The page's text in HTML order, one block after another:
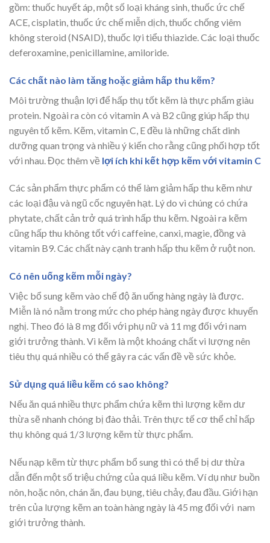
gồm: thuốc huyết áp, một số loại kháng sinh, thuốc ức chế
ACE, cisplatin, thuốc ức chế miễn dịch, thuốc chống viêm
không steroid (NSAID), thuốc lợi tiểu thiazide. Các loại thuốc
deferoxamine, penicillamine, amiloride.
Các chất nào làm tăng hoặc giảm hấp thu kẽm?
Môi trường thuận lợi để hấp thụ tốt kẽm là thực phẩm giàu
protein. Ngoài ra còn có vitamin A và B2 cũng giúp hấp thụ
nguyên tố kẽm. Kẽm, vitamin C, E đều là những chất dinh
dưỡng quan trọng và nhiều ý kiến cho rằng cũng phối hợp tốt
với nhau. Đọc thêm về lợi ích khi kết hợp kẽm với vitamin C
Các sản phẩm thực phẩm có thể làm giảm hấp thu kẽm như
các loại đậu và ngũ cốc nguyên hạt. Lý do vì chúng có chứa
phytate, chất cản trở quá trình hấp thu kẽm. Ngoài ra kẽm
cũng hấp thu không tốt với caffeine, canxi, magie, đồng và
vitamin B9. Các chất này cạnh tranh hấp thu kẽm ở ruột non.
Có nên uống kẽm mỗi ngày?
Việc bổ sung kẽm vào chế độ ăn uống hàng ngày là được.
Miễn là nó nằm trong mức cho phép hàng ngày được khuyến
nghị. Theo đó là 8 mg đối với phụ nữ và 11 mg đối với nam
giới trưởng thành. Vì kẽm là một khoáng chất vi lượng nên
tiêu thụ quá nhiều có thể gây ra các vấn đề về sức khỏe.
Sử dụng quá liều kẽm có sao không?
Nếu ăn quá nhiều thực phẩm chứa kẽm thì lượng kẽm dư
thừa sẽ nhanh chóng bị đào thải. Trên thực tế cơ thể chỉ hấp
thụ không quá 1/3 lượng kẽm từ thực phẩm.
Nếu nạp kẽm từ thực phẩm bổ sung thì có thể bị dư thừa
dẫn đến một số triệu chứng của quá liều kẽm. Ví dụ như buồn
nôn, hoặc nôn, chán ăn, đau bụng, tiêu chảy, đau đầu. Giới hạn
trên của lượng kẽm an toàn hàng ngày là 45 mg đối với nam
giới trưởng thành.